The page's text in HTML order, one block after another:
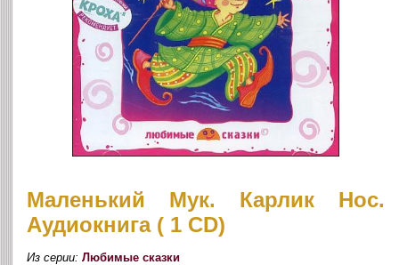
Маленький Мук. Карлик Нос.
Аудиокнига ( 1 CD)
Из серии:Любимые сказки